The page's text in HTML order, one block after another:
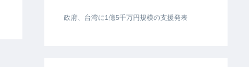
政府、台湾に1億5千万円規模の支援発表